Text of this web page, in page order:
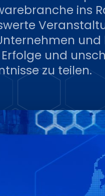
ins
und
und
zu teilen.